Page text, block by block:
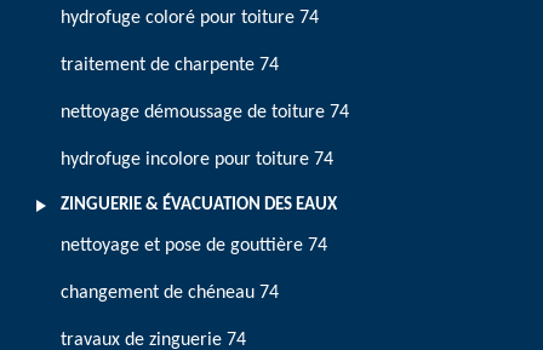
hydrofuge coloré pour toiture 74
traitement de charpente 74
nettoyage démoussage de toiture 74
hydrofuge incolore pour toiture 74
ZINGUERIE & ÉVACUATION DES EAUX
nettoyage et pose de gouttière 74
changement de chéneau 74
travaux de zinguerie 74